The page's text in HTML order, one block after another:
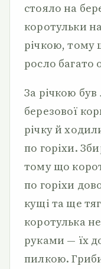
стояло на
коротульки
річкою, тому
росло багато
За річкою
березової
річку й
по горіхи.
тому що
по горіхи
кущі та ще
коротулька
руками — їх
пилкою.